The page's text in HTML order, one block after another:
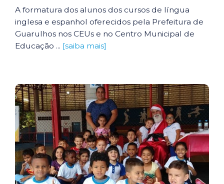
A formatura dos alunos dos cursos de língua
inglesa e espanhol oferecidos pela Prefeitura de
Guarulhos nos CEUs e no Centro Municipal de
Educação ... [saiba mais]